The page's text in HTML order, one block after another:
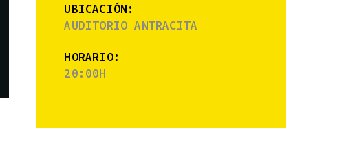
UBICACIÓN:
AUDITORIO ANTRACITA
HORARIO:
20:00H